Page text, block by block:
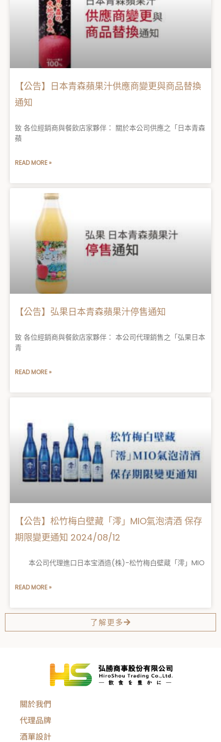
【公告】日本青森蘋果汁供應商變更與商品替換
通知
致 各位經銷商與餐飲店家夥伴： 關於本公司供應之「日本青森
蘋
READ MORE »
【公告】弘果日本青森蘋果汁停售通知
致 各位經銷商與餐飲店家夥伴： 本公司代理銷售之「弘果日本
青
READ MORE »
【公告】松竹梅白壁藏「澪」MIO氣泡清酒 保存
期限變更通知 2024/08/12
本公司代理進口日本宝酒造(株)-松竹梅白壁蔵「澪」MIO
READ MORE »
了解更多
關於我們
代理品牌
酒單設計